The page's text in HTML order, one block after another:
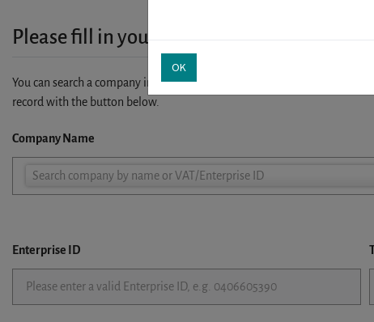
Please fill in your company details
You can search a company in our database by name, VAT or
record with the button below.
Company Name
Search company by name or VAT/Enterprise ID
Company
Enterprise ID
OK